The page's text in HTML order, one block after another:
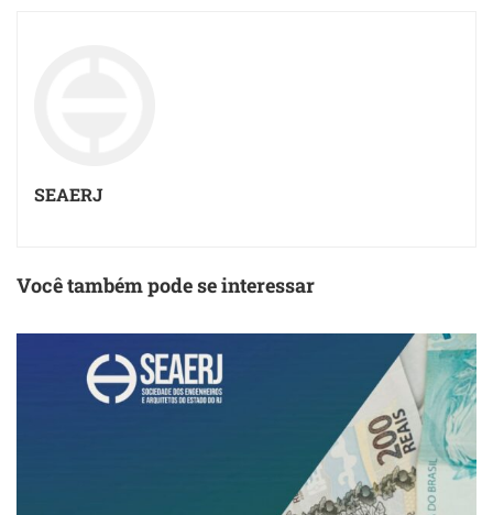
SEAERJ
Você também pode se interessar